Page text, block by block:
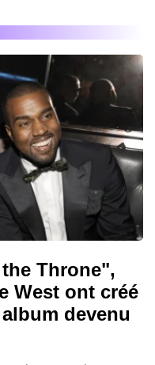
Throne",
West ont créé
devenu